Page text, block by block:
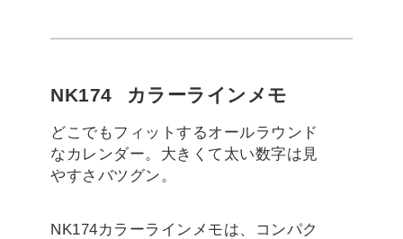
NK174 カラーラインメモ
どこでもフィットするオールラウンド
なカレンダー。大きくて太い数字は見
やすさバツグン。
NK174カラーラインメモは、コンパク